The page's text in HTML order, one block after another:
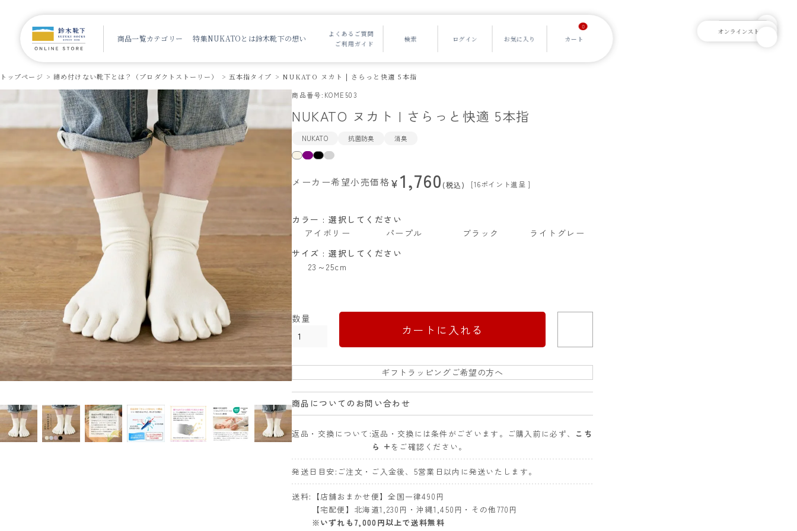
商品一覧カテゴリー 特集NUKATOとは鈴木靴下の想い
よくあるご質問
ご利用ガイド
0
トップページ 締め付けない靴下とは？（プロダクトストーリー） 五本指タイプ
NUKATO ヌカト | さらっと快適 5本指
商品番号 KOME503
NUKATO ヌカト | さらっと快適 5本指
NUKATO 抗菌防臭 消臭
メーカー希望小売価格¥1,760 税込 [16ポイント進呈 ]
サイズ
選択してください
23～25cm
カラー
選択してください
アイボリー
パープル ブラック ライトグレー
カートに入れる
ギフトラッピングご希望の方へ
商品についてのお問い合わせ
返品・交換について 返品・交換には条件がございます。ご購入前に必ず、 こち
ら + をご確認ください。
発送日目安 ご注文・ご入金後、5営業日以内に発送いたします。
送料
【店舗おまかせ便】全国一律490円
【宅配便】北海道1,230円・沖縄1,450円・その他770円
※いずれも7,000円以上で送料無料